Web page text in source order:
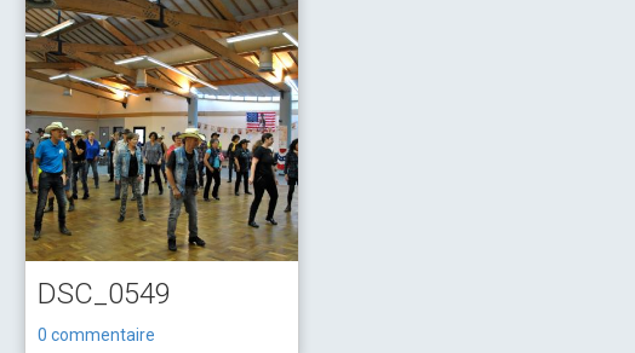
DSC_0549
0 commentaire